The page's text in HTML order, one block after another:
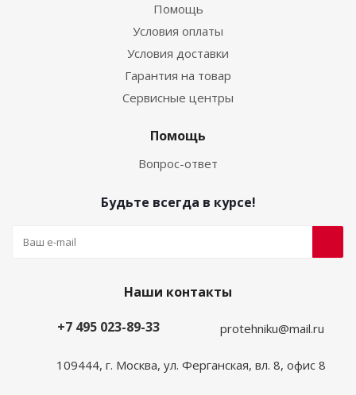
Помощь
Условия оплаты
Условия доставки
Гарантия на товар
Сервисные центры
Помощь
Вопрос-ответ
Будьте всегда в курсе!
Наши контакты
+7 495 023-89-33
protehniku@mail.ru
109444, г. Москва, ул. Ферганская, вл. 8, офис 8